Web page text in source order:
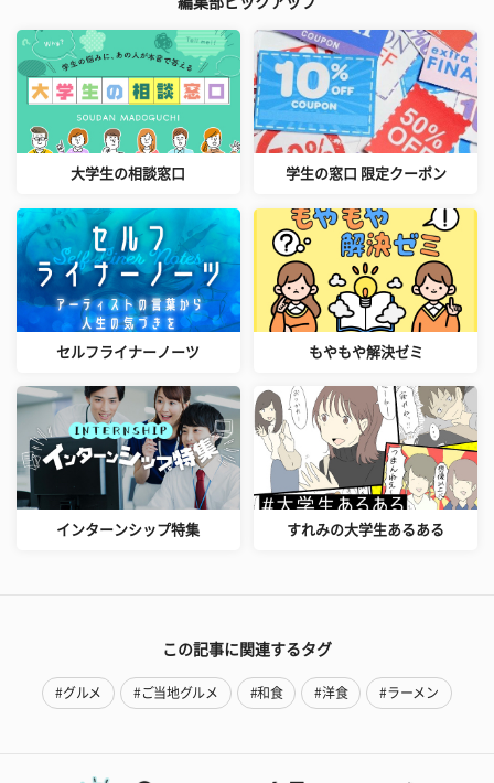
大学生の相談窓口 学生の窓口 限定クーポン
セルフライナーノーツ もやもや解決ゼミ
インターンシップ特集 すれみの大学生あるある
この記事に関連するタグ
#グルメ #ご当地グルメ #和食 #洋食 #ラーメン